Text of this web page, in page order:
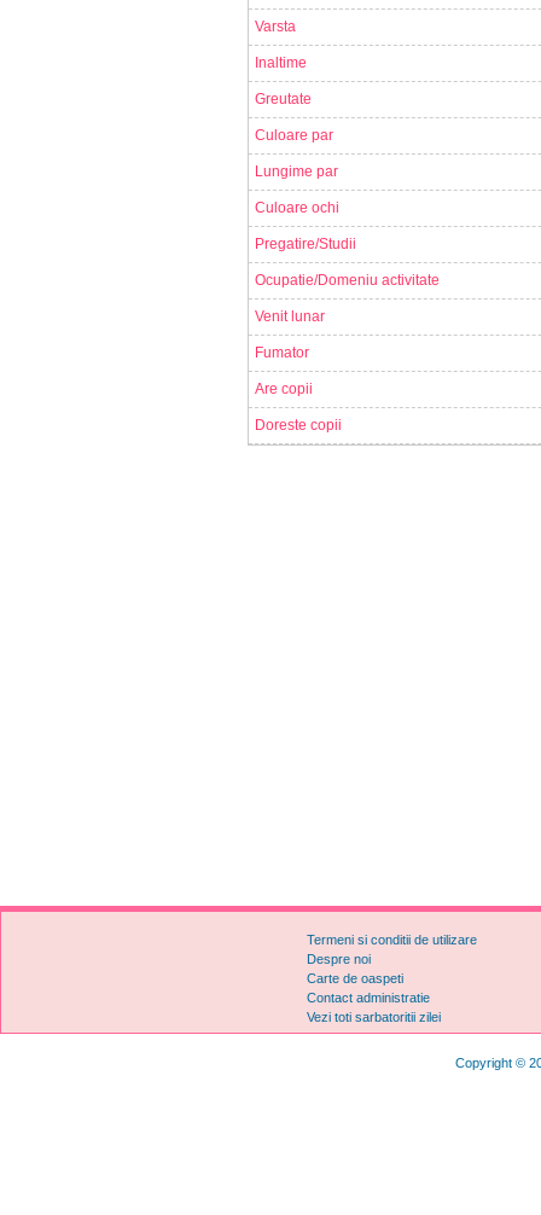
Varsta
Inaltime
Greutate
Culoare par
Lungime par
Culoare ochi
Pregatire/Studii
Ocupatie/Domeniu activitate
Venit lunar
Fumator
Are copii
Doreste copii
Termeni si conditii de utilizare
Despre noi
Carte de oaspeti
Contact administratie
Vezi toti sarbatoritii zilei
Copyright ©